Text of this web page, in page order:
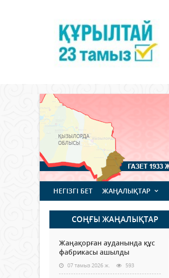
НЕГІЗГІ БЕТ ЖАҢАЛЫҚТАР
СОҢҒЫ ЖАҢАЛЫҚТАР
Жаңақорған ауданында құс
фабрикасы ашылды
07 тамыз 2026 ж. 593